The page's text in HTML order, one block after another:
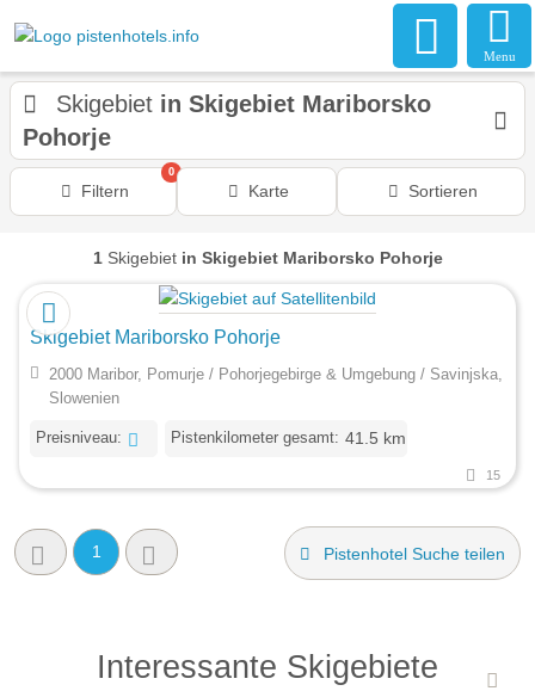
Menu
Skigebiet in Skigebiet Mariborsko
Pohorje
Filtern
0
Karte Sortieren
1Skigebiet in Skigebiet Mariborsko Pohorje
Skigebiet Mariborsko Pohorje
2000 Maribor, Pomurje / Pohorjegebirge & Umgebung / Savinjska,
Slowenien
Preisniveau: Pistenkilometer gesamt: 41.5 km
15
1 Pistenhotel Suche teilen
Interessante Skigebiete